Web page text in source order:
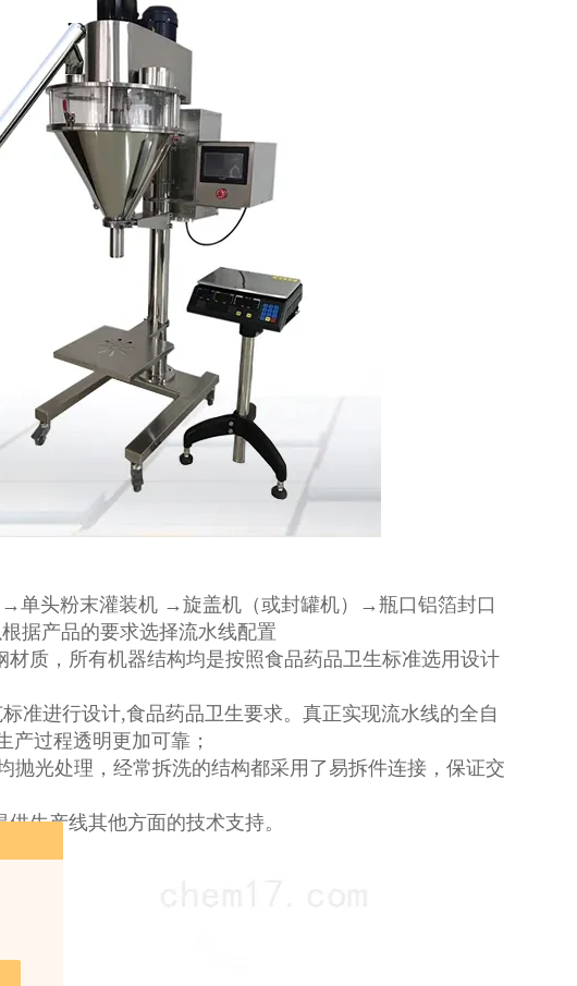
单头粉末灌装机 →旋盖机（或封罐机）→瓶口铝箔封口
产品的要求选择流水线配置
质，所有机器结构均是按照食品药品卫生标准选用设计
准进行设计,食品药品卫生要求。真正实现流水线的全自
过程透明更加可靠；
抛光处理，经常拆洗的结构都采用了易拆件连接，保证交
生产线其他方面的技术支持。